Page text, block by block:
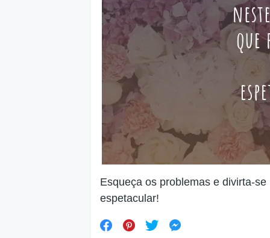
Esqueça os problemas e divirta-
espetacular!